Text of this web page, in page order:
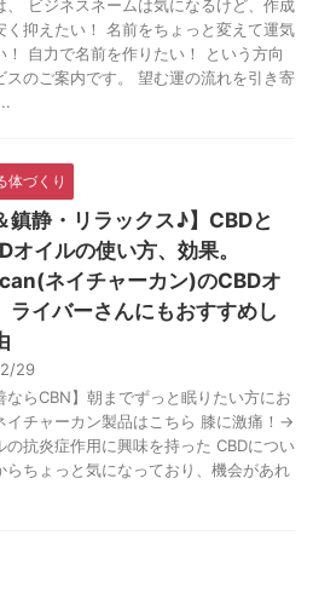
、 ビジネスネームは気になるけど、作成
く抑えたい！ 名前をちょっと変えて運気
！ 自力で名前を作りたい！ という方向
スのご案内です。 望む運の流れを引き寄
体づくり
鎮静・リラックス♪】CBDと
オイルの使い方、効果。
ネイチャーカン)のCBDオ
ライバーさんにもおすすめし
29
ならCBN】朝までずっと眠りたい方にお
イチャーカン製品はこちら 膝に激痛！→
の抗炎症作用に興味を持った CBDについ
らちょっと気になっており、機会があれ